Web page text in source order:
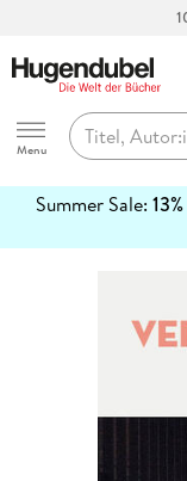
Hugendubel
Menu
Summer Sale:
erfahren